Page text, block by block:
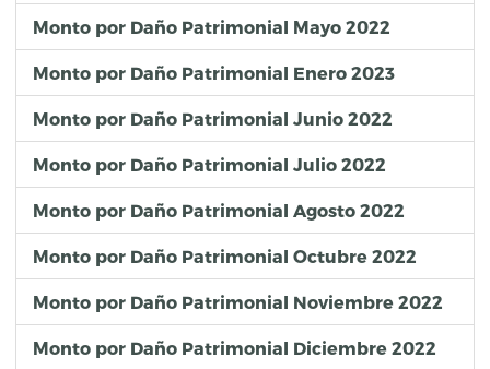
Monto por Daño Patrimonial Mayo 2022
Monto por Daño Patrimonial Enero 2023
Monto por Daño Patrimonial Junio 2022
Monto por Daño Patrimonial Julio 2022
Monto por Daño Patrimonial Agosto 2022
Monto por Daño Patrimonial Octubre 2022
Monto por Daño Patrimonial Noviembre 2022
Monto por Daño Patrimonial Diciembre 2022